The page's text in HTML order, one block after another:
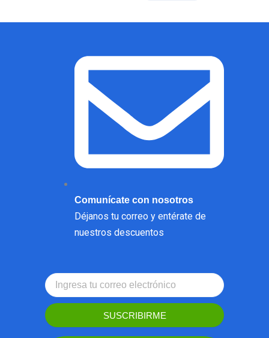
Comunícate con nosotros
Déjanos tu correo y entérate de
nuestros descuentos
SUSCRIBIRME